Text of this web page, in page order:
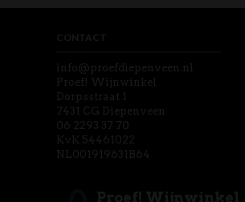
CONTACT
info@proefdiepenveen.nl
Proef! Wijnwinkel
Dorpsstraat 1
7431 CG Diepenveen
06 2293 37 70
KvK 54461022
NL001919631B64